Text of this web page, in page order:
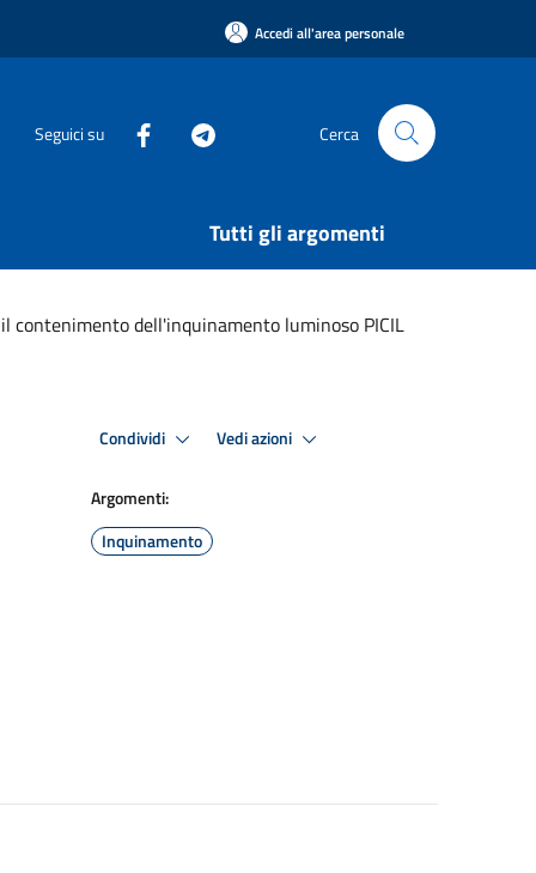
Accedi all'area personale
Seguici su Cerca
Tutti gli argomenti
contenimento dell'inquinamento luminoso PICIL
Condividi Vedi azioni
Argomenti:
Inquinamento